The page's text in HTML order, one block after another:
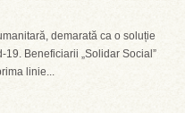
demarată ca o soluție
Beneficiarii „Solidar Social”
linie...